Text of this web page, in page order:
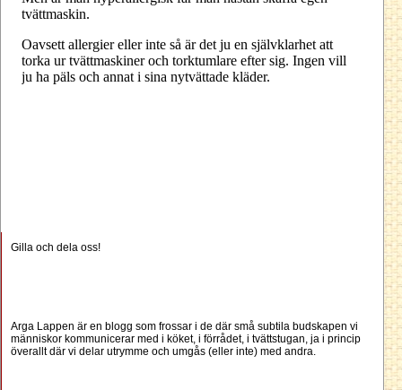
Gilla och dela oss!
Arga Lappen är en blogg som frossar i de där små subtila budskapen vi
människor kommunicerar med i köket, i förrådet, i tvättstugan, ja i princip
överallt där vi delar utrymme och umgås (eller inte) med andra.